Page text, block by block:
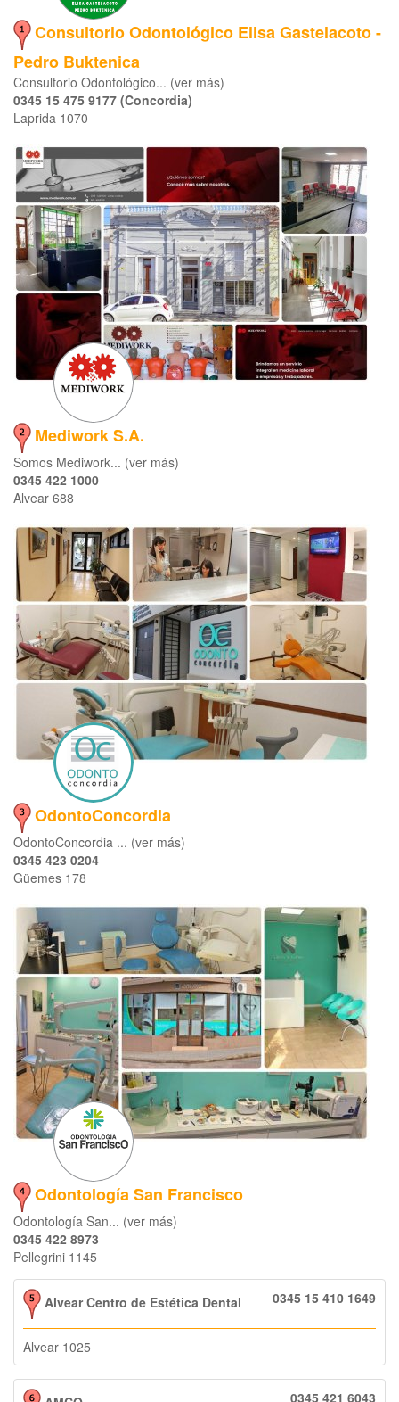
Consultorio Odontológico Elisa Gastelacoto -
Pedro Buktenica
Consultorio Odontológico... (ver más)
0345 15 475 9177 (Concordia)
Laprida 1070
Mediwork S.A.
Somos Mediwork... (ver más)
0345 422 1000
Alvear 688
OdontoConcordia
OdontoConcordia ... (ver más)
0345 423 0204
Güemes 178
Odontología San Francisco
Odontología San... (ver más)
0345 422 8973
Pellegrini 1145
Alvear Centro de Estética Dental 0345 15 410 1649
Alvear 1025
0345 421 6043